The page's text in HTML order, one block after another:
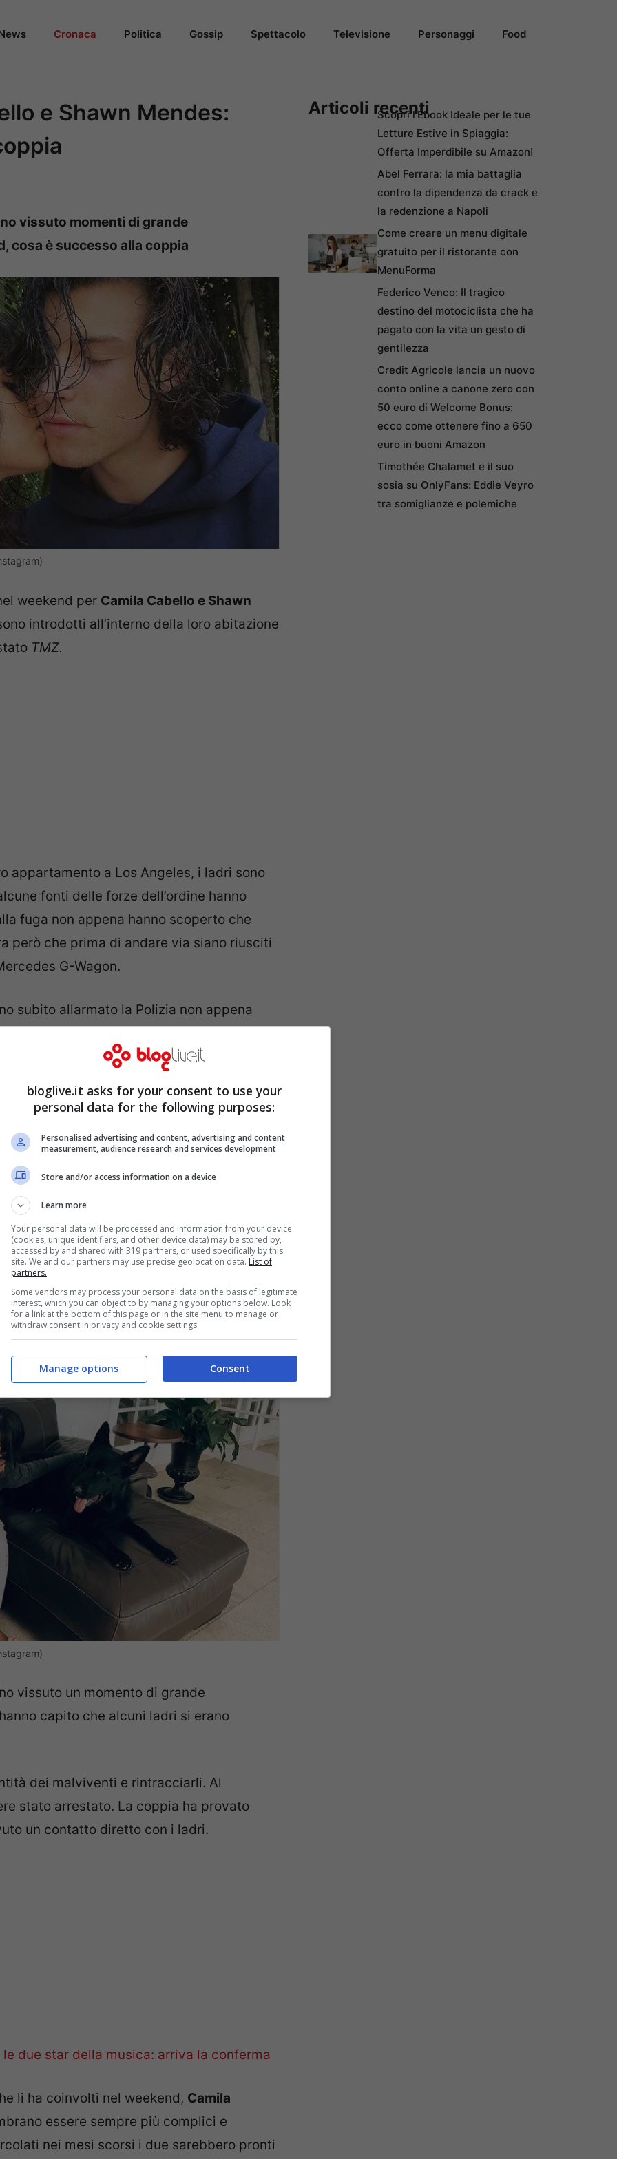
Cronaca Politica Gossip Spettacolo Televisione Personaggi Food
e Shawn Mendes:
vissuto momenti di grande
cosa è successo alla coppia
weekend per Camila Cabello e Shawn
introdotti all’interno della loro abitazione
TMZ.
appartamento a Los Angeles, i ladri sono
fonti delle forze dell’ordine hanno
fuga non appena hanno scoperto che
però che prima di andare via siano riusciti
G-Wagon.
subito allarmato la Polizia non appena
casa loro. Quando gli agenti si sono
tardi, i malviventi erano infatti riusciti a
Mendes derubati nel
con l’auto del cantante
vissuto un momento di grande
capito che alcuni ladri si erano
dei malviventi e rintracciarli. Al
stato arrestato. La coppia ha provato
un contatto diretto con i ladri.
le due star della musica: arriva la conferma
li ha coinvolti nel weekend, Camila
essere sempre più complici e
nei mesi scorsi i due sarebbero pronti
Articoli recentiScopri l’Ebook Ideale per le tue
Letture Estive in Spiaggia:
Offerta Imperdibile su Amazon!
Abel Ferrara: la mia battaglia
contro la dipendenza da crack e
la redenzione a Napoli
Come creare un menu digitale
gratuito per il ristorante con
MenuForma
Federico Venco: Il tragico
destino del motociclista che ha
pagato con la vita un gesto di
gentilezza
Credit Agricole lancia un nuovo
conto online a canone zero con
50 euro di Welcome Bonus:
ecco come ottenere fino a 650
euro in buoni Amazon
Timothée Chalamet e il suo
sosia su OnlyFans: Eddie Veyro
tra somiglianze e polemiche
bloglive.it asks for your consent to use your
personal data for the following purposes:
Personalised advertising and content, advertising and content
measurement, audience research and services development
Store and/or access information on a device
Learn more
Your personal data will be processed and information from your device
(cookies, unique identifiers, and other device data) may be stored by,
accessed by and shared with 319 partners, or used specifically by this
site. We and our partners may use precise geolocation data. List of
partners.
Some vendors may process your personal data on the basis of legitimate
interest, which you can object to by managing your options below. Look
for a link at the bottom of this page or in the site menu to manage or
withdraw consent in privacy and cookie settings.
Consent
Manage options